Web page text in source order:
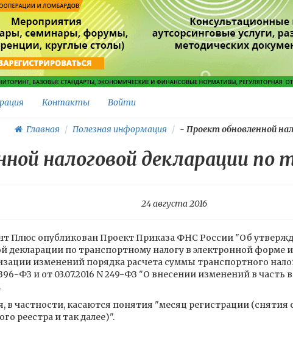
Контакты Войти
Главная Полезная информация - Проект обновленной
налоговой декларации по
24 августа 2016
Плюс опубликован Проект Приказа ФНС России "Об
декларации по транспортному налогу в электронной форме
изменений порядка расчета суммы транспортного
ФЗ и от 03.07.2016 N 249-ФЗ "О внесении изменений в часть
частности, касаются понятия "месяц регистрации (снятия
реестра и так далее)".